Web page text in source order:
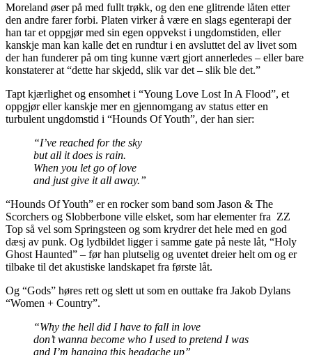
Moreland øser på med fullt trøkk, og den ene glitrende låten etter
den andre farer forbi. Platen virker å være en slags egenterapi der
han tar et oppgjør med sin egen oppvekst i ungdomstiden, eller
kanskje man kan kalle det en rundtur i en avsluttet del av livet som
der han funderer på om ting kunne vært gjort annerledes – eller bare
konstaterer at “dette har skjedd, slik var det – slik ble det.”
Tapt kjærlighet og ensomhet i “Young Love Lost In A Flood”, et
oppgjør eller kanskje mer en gjennomgang av status etter en
turbulent ungdomstid i “Hounds Of Youth”, der han sier:
“I’ve reached for the sky
but all it does is rain.
When you let go of love
and just give it all away.”
“Hounds Of Youth” er en rocker som band som Jason & The
Scorchers og Slobberbone ville elsket, som har elementer fra ZZ
Top så vel som Springsteen og som krydrer det hele med en god
dæsj av punk. Og lydbildet ligger i samme gate på neste låt, “Holy
Ghost Haunted” – før han plutselig og uventet dreier helt om og er
tilbake til det akustiske landskapet fra første låt.
Og “Gods” høres rett og slett ut som en outtake fra Jakob Dylans
“Women + Country”.
“Why the hell did I have to fall in love
don’t wanna become who I used to pretend I was
and I’m hanging this headache up”